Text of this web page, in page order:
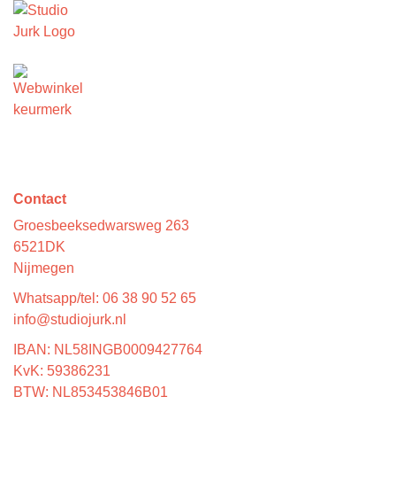
Contact
Groesbeeksedwarsweg 263
6521DK
Nijmegen
Whatsapp/tel: 06 38 90 52 65
info@studiojurk.nl
IBAN: NL58INGB0009427764
KvK: 59386231
BTW: NL853453846B01